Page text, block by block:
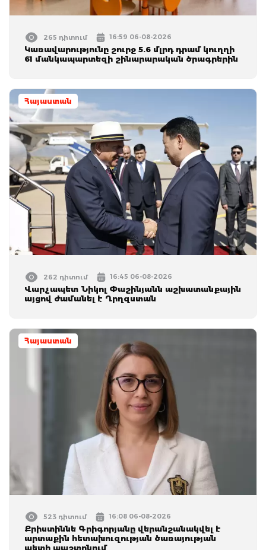
265 դիտում 16:59 06-08-2026
Կառավարությունը շուրջ 5.6 մլրդ դրամ կուղղի
61 մանկապարտեզի շինարարական ծրագրերին
Հայաստան
262 դիտում 16:45 06-08-2026
Վարչապետ Նիկոլ Փաշինյանն աշխատանքային
այցով ժամանել է Ղրղզստան
Հայաստան
523 դիտում 16:08 06-08-2026
Քրիստիննե Գրիգորյանը վերանշանակվել է
արտաքին հետախուզության ծառայության
պետի պաշտոնում